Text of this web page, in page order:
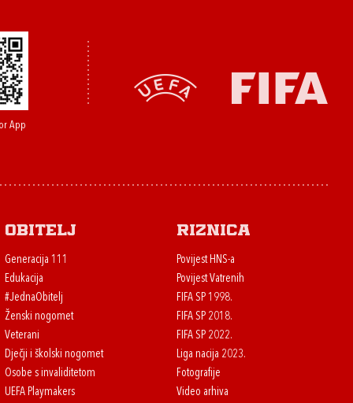
App
Obitelj
Generacija 111
Edukacija
#JednaObitelj
Ženski nogomet
Veterani
Dječji i školski nogomet
Osobe s invaliditetom
UEFA Playmakers
Riznica
Povijest HNS-a
Povijest Vatrenih
FIFA SP 1998.
FIFA SP 2018.
FIFA SP 2022.
Liga nacija 2023.
Fotografije
Video arhiva